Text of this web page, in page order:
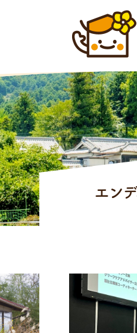
エン